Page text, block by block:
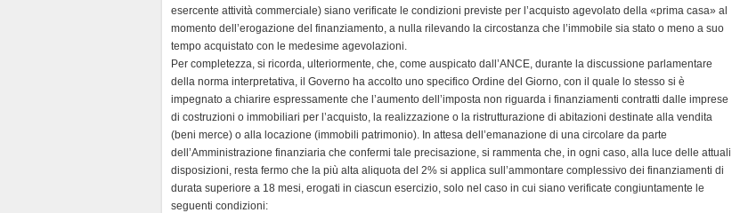
esercente attività commerciale) siano verificate le condizioni previste per l’acquisto agevolato della «prima casa» al
momento dell’erogazione del finanziamento, a nulla rilevando la circostanza che l’immobile sia stato o meno a suo
tempo acquistato con le medesime agevolazioni.
Per completezza, si ricorda, ulteriormente, che, come auspicato dall’ANCE, durante la discussione parlamentare
della norma interpretativa, il Governo ha accolto uno specifico Ordine del Giorno, con il quale lo stesso si è
impegnato a chiarire espressamente che l’aumento dell’imposta non riguarda i finanziamenti contratti dalle imprese
di costruzioni o immobiliari per l’acquisto, la realizzazione o la ristrutturazione di abitazioni destinate alla vendita
(beni merce) o alla locazione (immobili patrimonio). In attesa dell’emanazione di una circolare da parte
dell’Amministrazione finanziaria che confermi tale precisazione, si rammenta che, in ogni caso, alla luce delle attuali
disposizioni, resta fermo che la più alta aliquota del 2% si applica sull’ammontare complessivo dei finanziamenti di
durata superiore a 18 mesi, erogati in ciascun esercizio, solo nel caso in cui siano verificate congiuntamente le
seguenti condizioni: